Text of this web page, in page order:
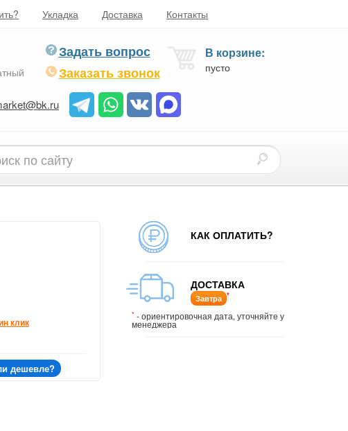
Укладка Доставка Контакты
Задать вопрос
Заказать звонок
В корзине:
пусто
клик
дешевле?
КАК ОПЛАТИТЬ?
ДОСТАВКА
Завтра *
* - ориентировочная дата, уточняйте у
менеджера